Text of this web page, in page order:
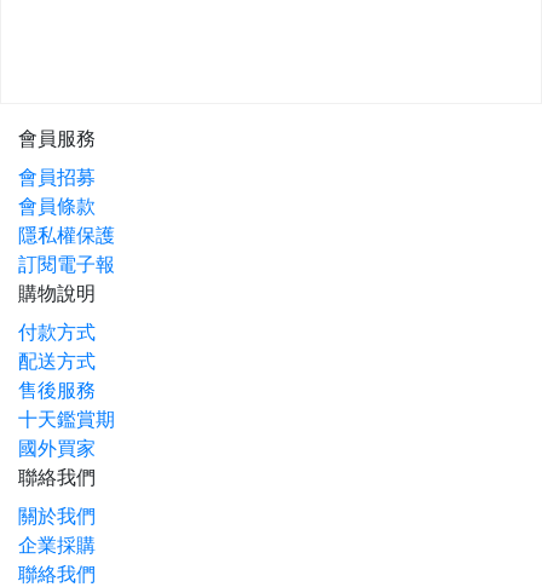
會員服務
會員招募
會員條款
隱私權保護
訂閱電子報
購物說明
付款方式
配送方式
售後服務
十天鑑賞期
國外買家
聯絡我們
關於我們
企業採購
聯絡我們